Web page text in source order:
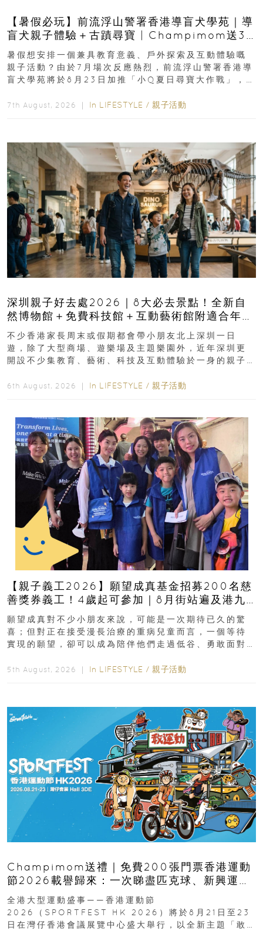
【暑假必玩】前流浮山警署香港導盲犬學苑｜導
盲犬親子體驗＋古蹟尋寶 | Champimom送3
組免費名額
暑假想安排一個兼具教育意義、戶外探索及互動體驗嘅
親子活動？由於7月場次反應熱烈，前流浮山警署香港導
盲犬學苑將於8月23日加推「小Q夏日尋寶大作戰」，家
7th August, 2026 ｜ In LIFESTYLE / 親子活動
深圳親子好去處2026｜8大必去景點！全新自
然博物館＋免費科技館＋互動藝術館附適合年
齡、交通、門票、開放時間
不少香港家長周末或假期都會帶小朋友北上深圳一日
遊，除了大型商場、遊樂場及主題樂園外，近年深圳更
開設不少集教育、藝術、科技及互動體驗於一身的親子
6th August, 2026 ｜ In LIFESTYLE / 親子活動
【親子義工2026】願望成真基金招募200名慈
善獎券義工！4歲起可參加｜8月街站遍及港九
新界
願望成真對不少小朋友來說，可能是一次期待已久的驚
喜；但對正在接受漫長治療的重病兒童而言，一個等待
實現的願望，卻可以成為陪伴他們走過低谷、勇敢面對
5th August, 2026 ｜ In LIFESTYLE / 親子活動
Champimom送禮｜免費200張門票香港運動
節2026載譽歸來：一次睇盡匹克球、新興運
動、街舞比賽＋逾百運動品牌展覽
全港大型運動盛事——香港運動節
2026（SPORTFEST HK 2026）將於8月21日至23
日在灣仔香港會議展覽中心盛大舉行，以全新主題「敢